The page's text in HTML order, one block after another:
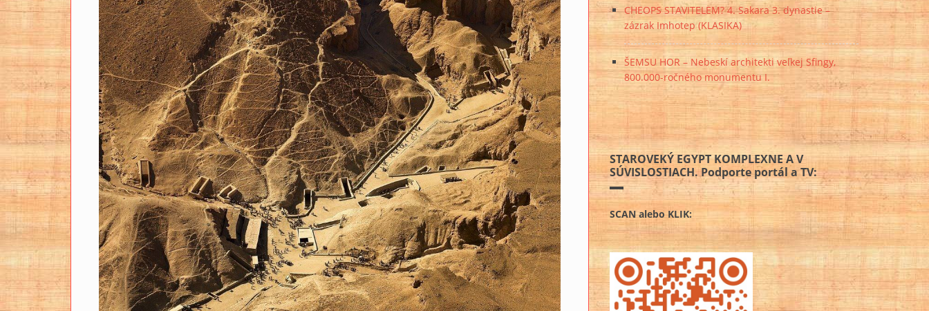
CHEOPS STAVITELEM? 4. Sakara 3. dynastie –
zázrak Imhotep (KLASIKA)
ŠEMSU HOR – Nebeskí architekti veľkej Sfingy,
800.000-ročného monumentu I.
STAROVEKÝ EGYPT KOMPLEXNE A V
SÚVISLOSTIACH. Podporte portál a TV:
SCAN alebo KLIK: